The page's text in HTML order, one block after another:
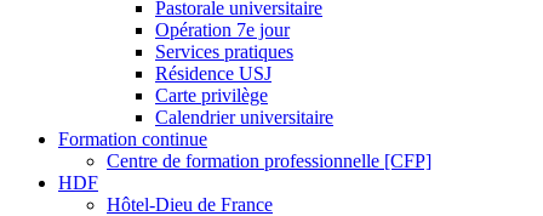
Pastorale universitaire
Opération 7e jour
Services pratiques
Résidence USJ
Carte privilège
Calendrier universitaire
Formation continue
Centre de formation professionnelle [CFP]
HDF
Hôtel-Dieu de France